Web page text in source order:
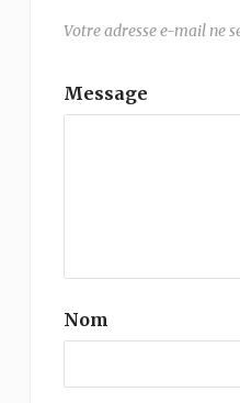
Votre adresse e-mail ne
Message
Nom